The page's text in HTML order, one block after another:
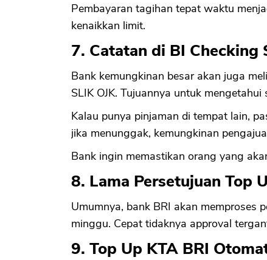
Pembayaran tagihan tepat waktu
kenaikkan limit.
7. Catatan di BI Checking
Bank kemungkinan besar akan juga
SLIK OJK. Tujuannya untuk
Kalau punya pinjaman di tempat lain,
jika menunggak, kemungkinan
Bank ingin memastikan orang yang
8. Lama Persetujuan Top
Umumnya, bank BRI akan memproses
minggu. Cepat tidaknya approval
9. Top Up KTA BRI